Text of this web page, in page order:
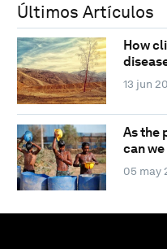
Últimos Artículos
How
13 jun
As the
can
05 may